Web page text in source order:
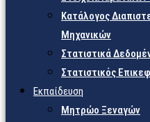
Κατάλογος
Μηχανικών
Στατιστικά
Στατιστικός
Εκπαίδευση
Μητρώο Ξεναγών